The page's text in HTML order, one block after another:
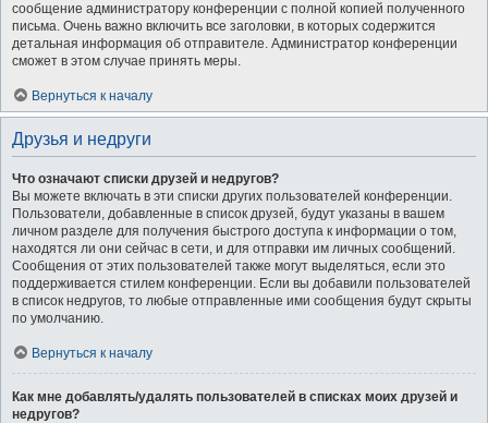
сообщение администратору конференции с полной копией полученного
письма. Очень важно включить все заголовки, в которых содержится
детальная информация об отправителе. Администратор конференции
сможет в этом случае принять меры.
Вернуться к началу
Друзья и недруги
Что означают списки друзей и недругов?
Вы можете включать в эти списки других пользователей конференции.
Пользователи, добавленные в список друзей, будут указаны в вашем
личном разделе для получения быстрого доступа к информации о том,
находятся ли они сейчас в сети, и для отправки им личных сообщений.
Сообщения от этих пользователей также могут выделяться, если это
поддерживается стилем конференции. Если вы добавили пользователей
в список недругов, то любые отправленные ими сообщения будут скрыты
по умолчанию.
Вернуться к началу
Как мне добавлять/удалять пользователей в списках моих друзей и
недругов?